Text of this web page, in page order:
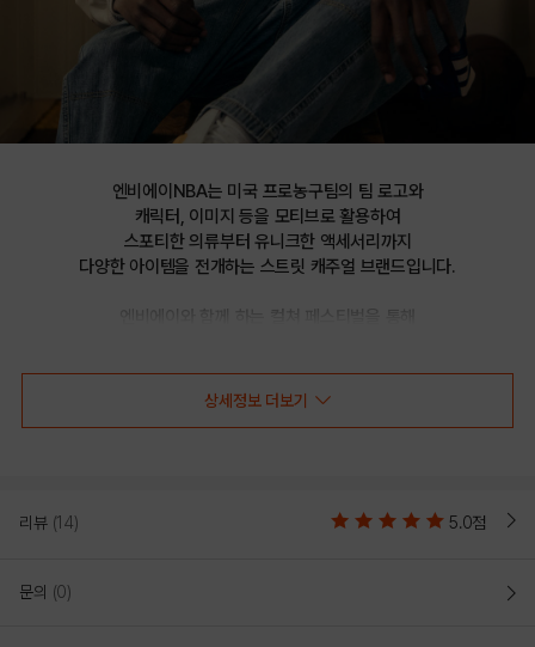
엔비에이NBA는 미국 프로농구팀의 팀 로고와
캐릭터, 이미지 등을 모티브로 활용하여
스포티한 의류부터 유니크한 액세서리까지
다양한 아이템을 전개하는 스트릿 캐주얼 브랜드입니다.
빅사이즈 아치형 레터링 아트웍으로 헤리티지를 부여함
상세정보 더보기
리뷰 (14) 5.0점
문의 (0)